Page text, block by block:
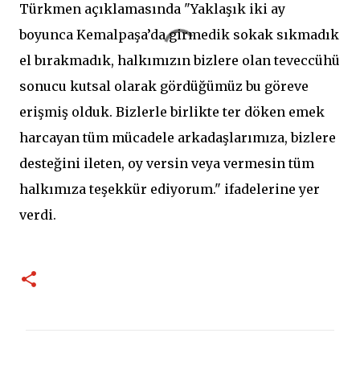
Türkmen açıklamasında "Yaklaşık iki ay
boyunca Kemalpaşa’da girmedik sokak sıkmadık
el bırakmadık, halkımızın bizlere olan teveccühü
sonucu kutsal olarak gördüğümüz bu göreve
erişmiş olduk. Bizlerle birlikte ter döken emek
harcayan tüm mücadele arkadaşlarımıza, bizlere
desteğini ileten, oy versin veya vermesin tüm
halkımıza teşekkür ediyorum." ifadelerine yer
verdi.